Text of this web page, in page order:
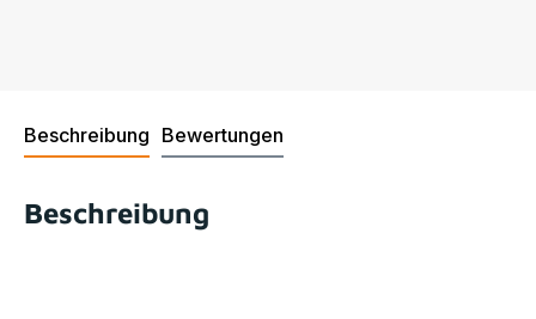
Beschreibung Bewertungen
Beschreibung